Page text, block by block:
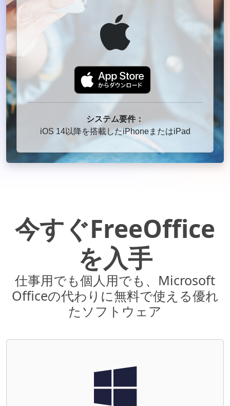
システム要件：
iOS 14以降を搭載したiPhoneまたはiPad
今すぐFreeOffice
を入手
仕事用でも個人用でも、Microsoft
Officeの代わりに無料で使える優れ
たソフトウェア